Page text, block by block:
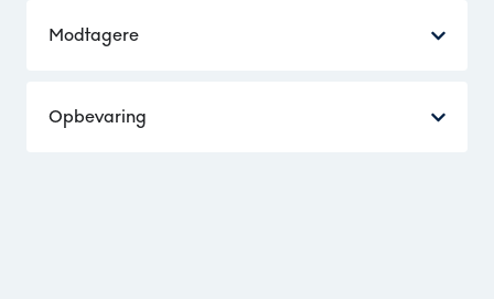
Modtagere
Opbevaring